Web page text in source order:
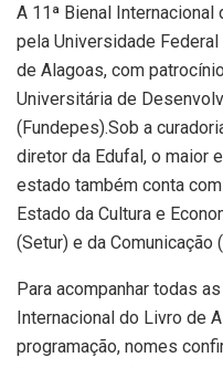
A 11ª Bienal
pela Universidade
de Alagoas, com
Universitária de
(Fundepes).Sob a
diretor da Edufal, o maior
estado também conta
Estado da Cultura e
(Setur) e da Comunicação
Para acompanhar todas
Internacional do Livro de
programação, nomes